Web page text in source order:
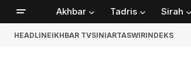
Akhbar Tadris Sirah
HEADLINEIKHBAR TVSINIARTASWIRINDEKS